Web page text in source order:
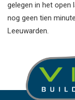
gelegen in het open
nog geen tien
Leeuwarden.